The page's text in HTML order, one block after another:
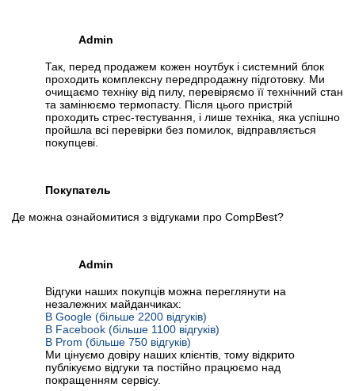
Admin
Так, перед продажем кожен ноутбук і системний блок
проходить комплексну передпродажну підготовку. Ми
очищаємо техніку від пилу, перевіряємо її технічний стан
та замінюємо термопасту. Після цього пристрій
проходить стрес-тестування, і лише техніка, яка успішно
пройшла всі перевірки без помилок, відправляється
покупцеві.
Покупатель
Де можна ознайомитися з відгуками про CompBest?
Admin
Відгуки наших покупців можна переглянути на
незалежних майданчиках:
В Google (більше 2200 відгуків)
В Facebook (більше 1100 відгуків)
В Prom (більше 750 відгуків)
Ми цінуємо довіру наших клієнтів, тому відкрито
публікуємо відгуки та постійно працюємо над
покращенням сервісу.